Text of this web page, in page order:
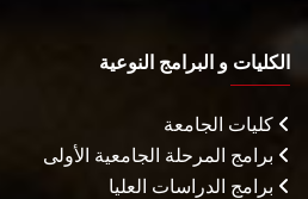
الكليات و البرامج النوعية
كليات الجامعة
برامج المرحلة الجامعية الأولى
برامج الدراسات العليا